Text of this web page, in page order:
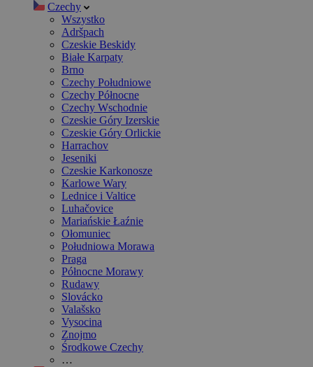
Czechy
Wszystko
Adršpach
Czeskie Beskidy
Białe Karpaty
Brno
Czechy Południowe
Czechy Północne
Czechy Wschodnie
Czeskie Góry Izerskie
Czeskie Góry Orlickie
Harrachov
Jeseniki
Czeskie Karkonosze
Karlowe Wary
Lednice i Valtice
Luhačovice
Mariańskie Łaźnie
Ołomuniec
Południowa Morawa
Praga
Północne Morawy
Rudawy
Slovácko
Valašsko
Vysocina
Znojmo
Środkowe Czechy
…